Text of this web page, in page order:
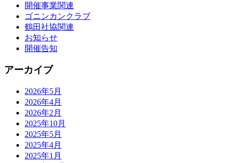
開催事業関連
ゴニンカンクラブ
鶴田社協関連
お知らせ
開催告知
アーカイブ
2026年5月
2026年4月
2026年2月
2025年10月
2025年5月
2025年4月
2025年1月